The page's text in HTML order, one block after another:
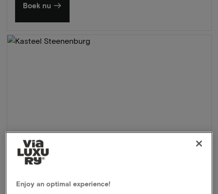
Boek nu
Kasteel Steenenburg★★★★
Enjoy an optimal experience!